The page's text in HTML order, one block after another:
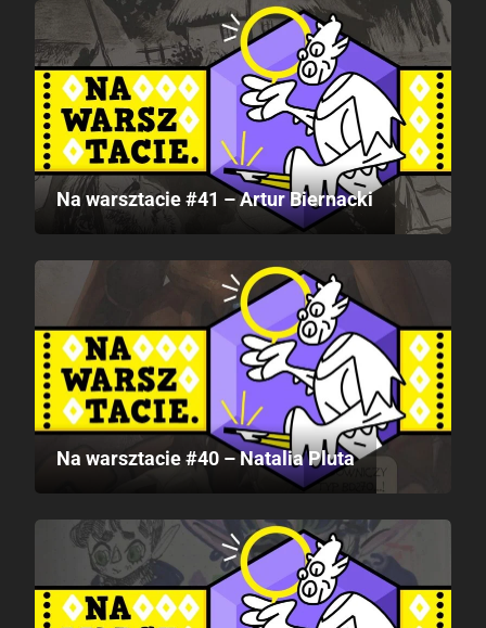
Na warsztacie #41 – Artur Biernacki
Na warsztacie #40 – Natalia Pluta